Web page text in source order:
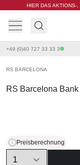
HIER DAS AKTIONS-
+49 (0)40 727 33 33 3
RS BARCELONA
RS Barcelona
Preisberechnung
Quantity